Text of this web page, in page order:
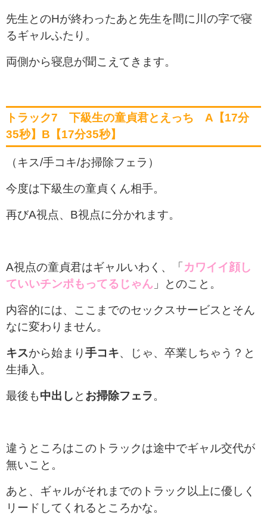
先生とのHが終わったあと先生を間に川の字で寝
るギャルふたり。
両側から寝息が聞こえてきます。
トラック7 下級生の童貞君とえっち A【17分
35秒】B【17分35秒】
（キス/手コキ/お掃除フェラ）
今度は下級生の童貞くん相手。
再びA視点、B視点に分かれます。
A視点の童貞君はギャルいわく、「 カワイイ顔し
ていいチンポもってるじゃん 」とのこと。
内容的には、ここまでのセックスサービスとそん
なに変わりません。
キスから始まり 手コキ 、じゃ、卒業しちゃう？と
生挿入。
最後も 中出し と お掃除フェラ
違うところはこのトラックは途中でギャル交代が
無いこと。
あと、ギャルがそれまでのトラック以上に優しく
リードしてくれるところかな。